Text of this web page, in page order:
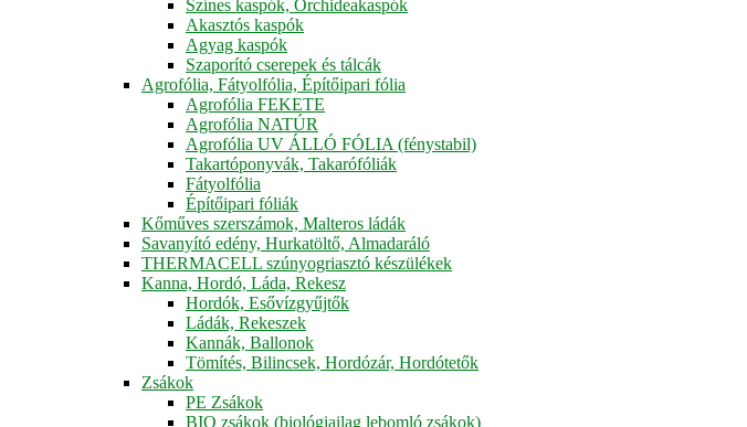
Színes kaspók, Orchideakaspók
Akasztós kaspók
Agyag kaspók
Szaporító cserepek és tálcák
Agrofólia, Fátyolfólia, Építőipari fólia
Agrofólia FEKETE
Agrofólia NATÚR
Agrofólia UV ÁLLÓ FÓLIA (fénystabil)
Takartóponyvák, Takarófóliák
Fátyolfólia
Építőipari fóliák
Kőműves szerszámok, Malteros ládák
Savanyító edény, Hurkatöltő, Almadaráló
THERMACELL szúnyogriasztó készülékek
Kanna, Hordó, Láda, Rekesz
Hordók, Esővízgyűjtők
Ládák, Rekeszek
Kannák, Ballonok
Tömítés, Bilincsek, Hordózár, Hordótetők
Zsákok
PE Zsákok
BIO zsákok (biológiailag lebomló zsákok)